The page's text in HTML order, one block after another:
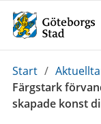
Du
är
här:
Start /
Färgstark
skapade konst